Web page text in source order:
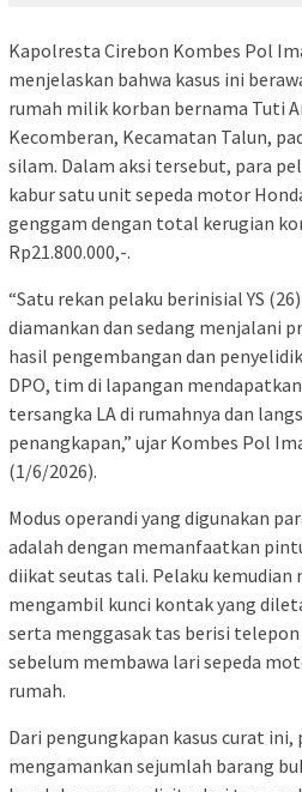
Kapolresta Cirebon Kombes Pol
menjelaskan bahwa kasus ini
rumah milik korban bernama Tuti
Kecomberan, Kecamatan Talun,
silam. Dalam aksi tersebut, para
kabur satu unit sepeda motor
genggam dengan total kerugian
Rp21.800.000,-.
“Satu rekan pelaku berinisial YS
diamankan dan sedang menjalani
hasil pengembangan dan
DPO, tim di lapangan
tersangka LA di rumahnya dan
penangkapan,” ujar Kombes Pol
(1/6/2026).
Modus operandi yang digunakan
adalah dengan memanfaatkan
diikat seutas tali. Pelaku kemudian
mengambil kunci kontak yang
serta menggasak tas berisi
sebelum membawa lari sepeda
rumah.
Dari pengungkapan kasus curat
mengamankan sejumlah barang